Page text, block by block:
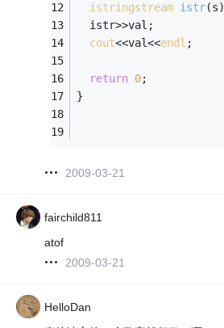
istringstream istr(s)
  istr>>val;
cout<<val<<endl ;
return 0;
}
2009-03-21
fairchild811
atof
2009-03-21
HelloDan